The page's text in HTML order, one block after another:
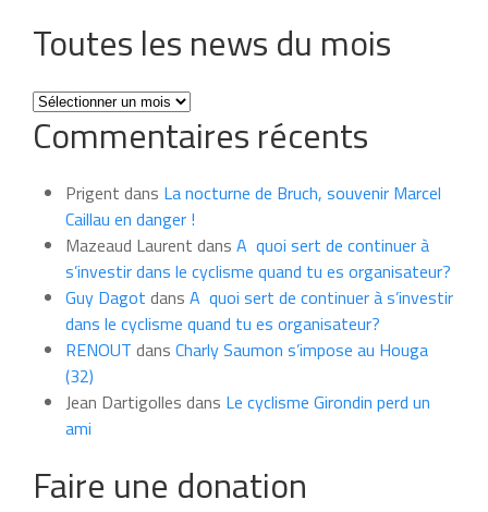
Toutes les news du mois
Toutes
les
news
mois
Commentaires récents
Prigent dans La nocturne de Bruch, souvenir Marcel
Caillau en danger !
Mazeaud Laurent dans A quoi sert de continuer à
s’investir dans le cyclisme quand tu es organisateur?
Guy Dagot dans A quoi sert de continuer à s’investir
dans le cyclisme quand tu es organisateur?
RENOUT dans Charly Saumon s’impose au Houga
(32)
Jean Dartigolles dans Le cyclisme Girondin perd un
ami
Faire une donation